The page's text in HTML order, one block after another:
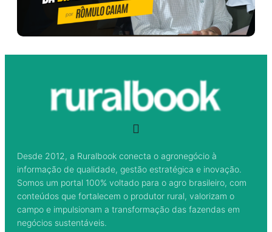
Desde 2012, a Ruralbook conecta o agronegócio à
informação de qualidade, gestão estratégica e inovação.
Somos um portal 100% voltado para o agro brasileiro, com
conteúdos que fortalecem o produtor rural, valorizam o
campo e impulsionam a transformação das fazendas em
negócios sustentáveis.